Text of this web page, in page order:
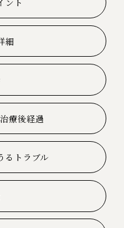
細
療後経過
るトラブル